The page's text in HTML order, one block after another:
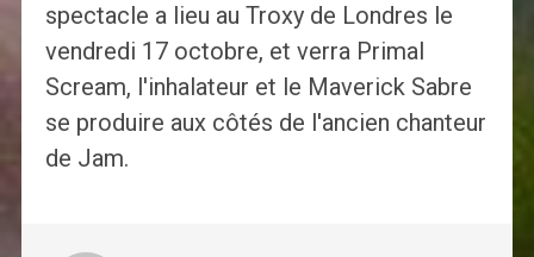
spectacle a lieu au Troxy de Londres le
vendredi 17 octobre, et verra Primal
Scream, l'inhalateur et le Maverick Sabre
se produire aux côtés de l'ancien chanteur
de Jam.